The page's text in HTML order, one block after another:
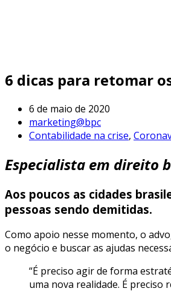
6 dicas para retomar
6 de maio de 2020
marketing@bpc
Contabilidade na crise,
Especialista em direito
Aos poucos as cidades
pessoas sendo demitidas.
Como apoio nesse momento, o
o negócio e buscar as ajudas
“É preciso agir de forma
uma nova realidade. É preciso